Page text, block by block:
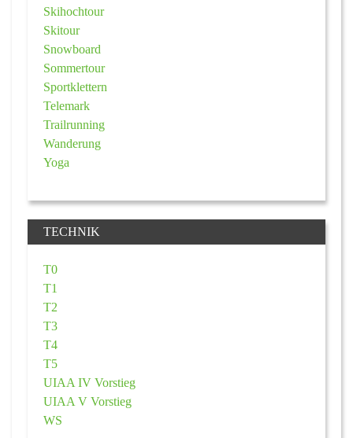
Skihochtour
Skitour
Snowboard
Sommertour
Sportklettern
Telemark
Trailrunning
Wanderung
Yoga
TECHNIK
T0
T1
T2
T3
T4
T5
UIAA IV Vorstieg
UIAA V Vorstieg
WS